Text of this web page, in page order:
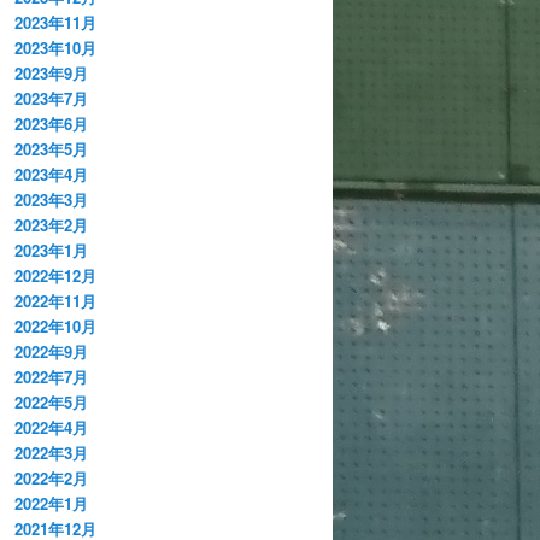
2023年11月
2023年10月
2023年9月
2023年7月
2023年6月
2023年5月
2023年4月
2023年3月
2023年2月
2023年1月
2022年12月
2022年11月
2022年10月
2022年9月
2022年7月
2022年5月
2022年4月
2022年3月
2022年2月
2022年1月
2021年12月